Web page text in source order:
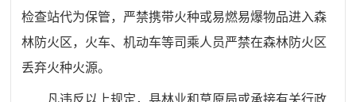
检查站代为保管，严禁携带火种或易燃易爆物品进入森
林防火区，火车、机动车等司乘人员严禁在森林防火区
丢弃火种火源。
凡违反以上规定，县林业和草原局或承接有关行政